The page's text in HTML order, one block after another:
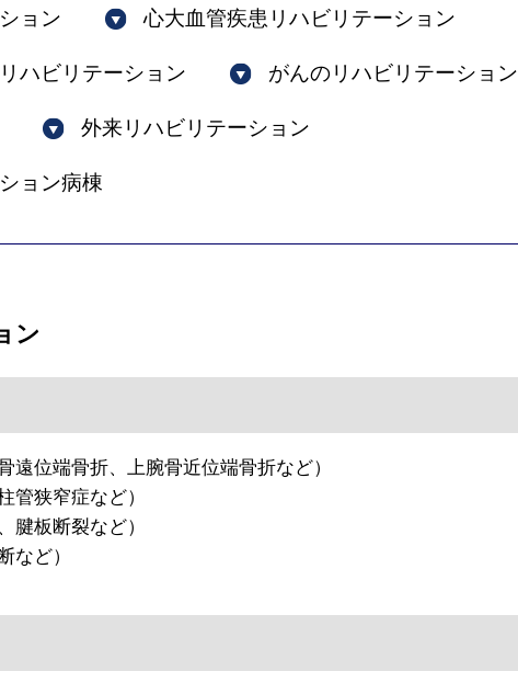
ョン 心大血管疾患リハビリテーション
ハビリテーション がんのリハビリテーション
外来リハビリテーション
ョン病棟
ン
位端骨折、上腕骨近位端骨折など）
管狭窄症など）
腱板断裂など）
など）